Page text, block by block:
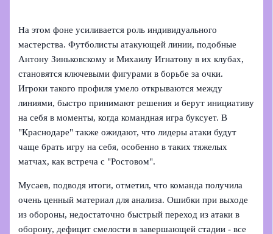
На этом фоне усиливается роль индивидуального
мастерства. Футболисты атакующей линии, подобные
Антону Зиньковскому и Михаилу Игнатову в их клубах,
становятся ключевыми фигурами в борьбе за очки.
Игроки такого профиля умело открываются между
линиями, быстро принимают решения и берут инициативу
на себя в моменты, когда командная игра буксует. В
"Краснодаре" также ожидают, что лидеры атаки будут
чаще брать игру на себя, особенно в таких тяжелых
матчах, как встреча с "Ростовом".
Мусаев, подводя итоги, отметил, что команда получила
очень ценный материал для анализа. Ошибки при выходе
из обороны, недостаточно быстрый переход из атаки в
оборону, дефицит смелости в завершающей стадии - все